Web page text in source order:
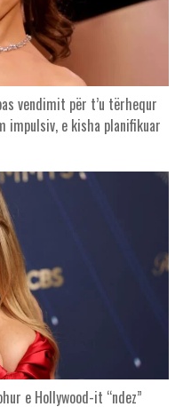
vendimit për t’u tërhequr
impulsiv, e kisha planifikuar
e Hollywood-it “ndez”